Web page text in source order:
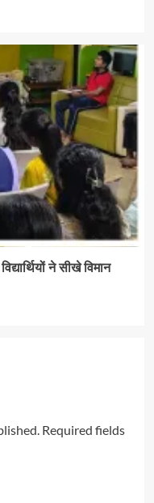
ने सीखे विमान
Required fields